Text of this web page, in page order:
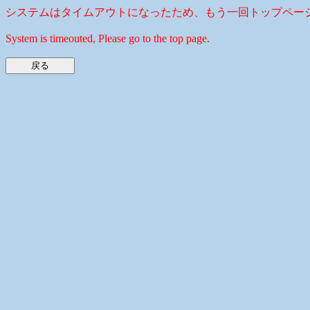
システムはタイムアウトになったため、もう一回トップペー
System is timeouted, Please go to the top page.